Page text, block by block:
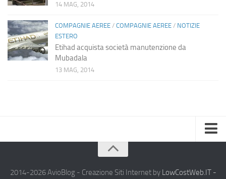
14 MAG, 2014
COMPAGNIE AEREE / COMPAGNIE AEREE / NOTIZIE
ESTERO
Etihad acquista società manutenzione da
Mubadala
13 MAG, 2014
Chi Siamo
2014-2026 AvioBlog - Creazione Siti Internet by LowCostWeb.IT -